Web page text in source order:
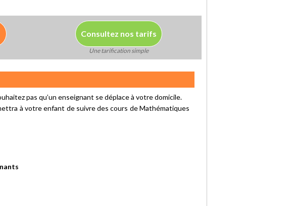
Consultez nos tarifs
Une tarification simple
pas qu’un enseignant se déplace à votre domicile.
à votre enfant de suivre des cours de Mathématiques